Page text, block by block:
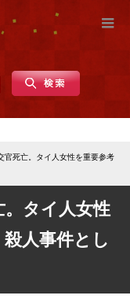
官死亡。タイ人女性を重要参考
。タイ人女性
人事件とし